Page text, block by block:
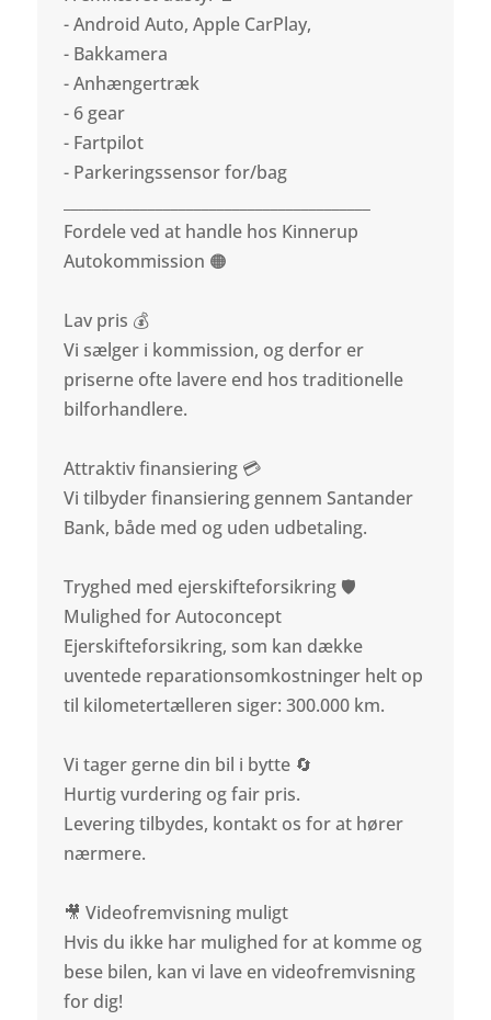
- Android Auto, Apple CarPlay,
- Bakkamera
- Anhængertræk
- 6 gear
- Fartpilot
- Parkeringssensor for/bag
Fordele ved at handle hos Kinnerup
Autokommission 🟠
Lav pris 💰
Vi sælger i kommission, og derfor er
priserne ofte lavere end hos traditionelle
bilforhandlere.
Attraktiv finansiering 💳
Vi tilbyder finansiering gennem Santander
Bank, både med og uden udbetaling.
Tryghed med ejerskifteforsikring 🛡️
Mulighed for Autoconcept
Ejerskifteforsikring, som kan dække
uventede reparationsomkostninger helt op
til kilometertælleren siger: 300.000 km.
Vi tager gerne din bil i bytte 🔄
Hurtig vurdering og fair pris.
Levering tilbydes, kontakt os for at hører
nærmere.
🎥 Videofremvisning muligt
Hvis du ikke har mulighed for at komme og
bese bilen, kan vi lave en videofremvisning
for dig!